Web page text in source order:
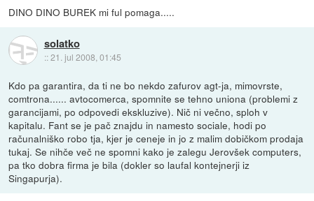
DINO DINO BUREK mi ful pomaga.....
solatko
::21. jul 2008, 01:45
Kdo pa garantira, da ti ne bo nekdo zafurov agt-ja, mimovrste,
comtrona...... avtocomerca, spomnite se tehno uniona (problemi z
garancijami, po odpovedi ekskluzive). Nič ni večno, sploh v
kapitalu. Fant se je pač znajdu in namesto sociale, hodi po
računalniško robo tja, kjer je ceneje in jo z malim dobičkom prodaja
tukaj. Se nihče več ne spomni kako je zalegu Jerovšek computers,
pa tko dobra firma je bila (dokler so laufal kontejnerji iz
Singapurja).